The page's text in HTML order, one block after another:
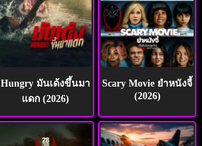
Hungry มันเด้งขึ้นมา
แดก (2026)
Scary Movie ยำหนังจี้
(2026)